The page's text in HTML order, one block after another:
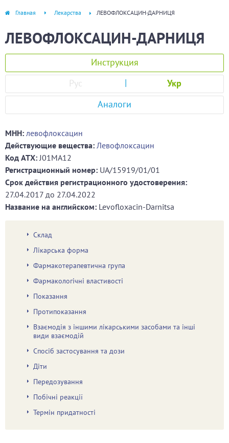
Главная Лекарства ЛЕВОФЛОКСАЦИН-ДАРНИЦЯ
ЛЕВОФЛОКСАЦИН-ДАРНИЦЯ
Инструкция
Рус
Укр
Аналоги
МНН: левофлоксацин
Действующие вещества: Левофлоксацин
Код ATХ:J01MA12
Регистрационный номер: UA/15919/01/01
Срок действия регистрационного удостоверения:
27.04.2017 до 27.04.2022
Название на английском: Levofloxacin-Darnitsa
Склад
Лікарська форма
Фармакотерапевтична група
Фармакологічні властивості
Показання
Протипоказання
Взаємодія з іншими лікарськими засобами та інші
види взаємодій
Спосіб застосування та дози
Діти
Передозування
Побічні реакції
Термін придатності